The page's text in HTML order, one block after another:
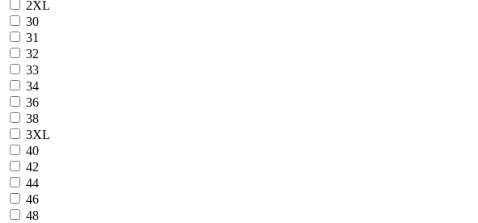
2XL
30
31
32
33
34
36
38
3XL
40
42
44
46
48